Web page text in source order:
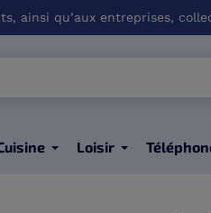
ainsi qu’aux entreprises,
Loisir